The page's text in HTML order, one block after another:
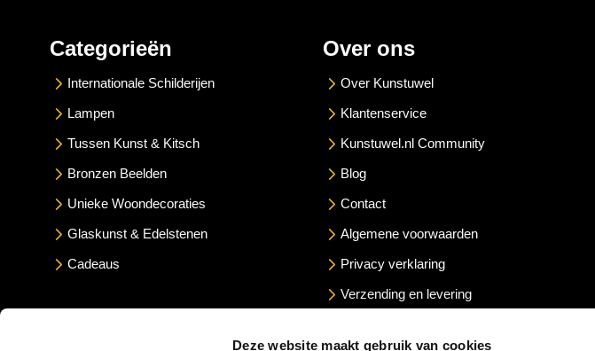
Deze website maakt gebruik van cookies
Categorieën
Internationale Schilderijen
Lampen
Tussen Kunst & Kitsch
Bronzen Beelden
Unieke Woondecoraties
Glaskunst & Edelstenen
Cadeaus
Over ons
Over Kunstuwel
Klantenservice
Kunstuwel.nl Community
Blog
Contact
Algemene voorwaarden
Privacy verklaring
Verzending en levering